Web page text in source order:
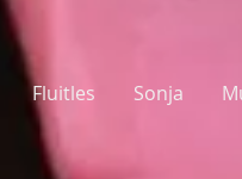
Fluitles Sonja